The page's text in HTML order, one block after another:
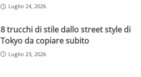
Luglio 24, 2026
8 trucchi di stile dallo street style di
Tokyo da copiare subito
Luglio 23, 2026